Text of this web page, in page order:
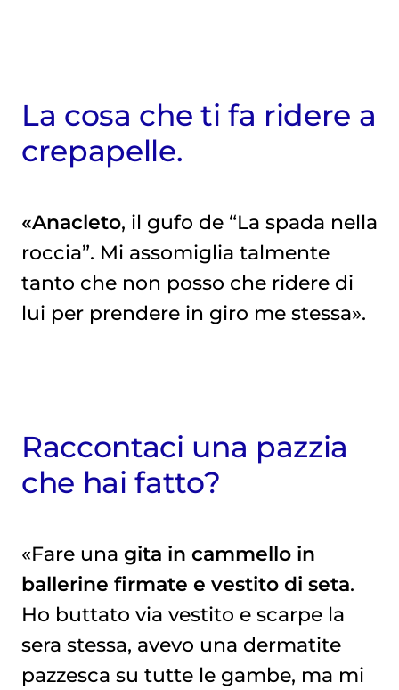
La cosa che ti fa ridere a
crepapelle.
«Anacleto, il gufo de “La spada nella
roccia”. Mi assomiglia talmente
tanto che non posso che ridere di
lui per prendere in giro me stessa».
Raccontaci una pazzia
che hai fatto?
«Fare una gita in cammello in
ballerine firmate e vestito di seta.
Ho buttato via vestito e scarpe la
sera stessa, avevo una dermatite
pazzesca su tutte le gambe, ma mi